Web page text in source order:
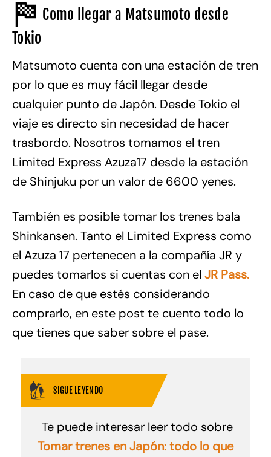
Como llegar a Matsumoto desde
Tokio
Matsumoto cuenta con una estación de tren
por lo que es muy fácil llegar desde
cualquier punto de Japón. Desde Tokio el
viaje es directo sin necesidad de hacer
trasbordo. Nosotros tomamos el tren
Limited Express Azuza17 desde la estación
de Shinjuku por un valor de 6600 yenes.
También es posible tomar los trenes bala
Shinkansen. Tanto el Limited Express como
el Azuza 17 pertenecen a la compañía JR y
puedes tomarlos si cuentas con el JR Pass.
En caso de que estés considerando
comprarlo, en este post te cuento todo lo
que tienes que saber sobre el pase.
SIGUE LEYENDO
Te puede interesar leer todo sobre
Tomar trenes en Japón: todo lo que